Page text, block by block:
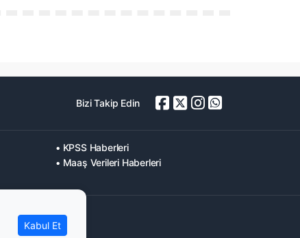
Bizi Takip Edin
• KPSS Haberleri
• Maaş Verileri Haberleri
Kabul Et